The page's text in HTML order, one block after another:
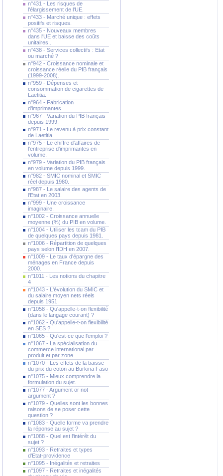
n°431 - Les risques de
l'élargissement de l'UE.
n°433 - Marché unique : effets
positifs et risques.
n°435 - Nouveaux membres
dans l'UE et baisse des coûts
unitaires..
n°438 - Services collectifs : Etat
ou marché ?
n°942 - Croissance nominale et
croissance réelle du PIB français
(1999-2008).
n°959 - Dépenses et
consommation de cigarettes de
Laetitia.
n°964 - Fabrication
d'imprimantes.
n°967 - Variation du PIB français
depuis 1999.
n°971 - Le revenu à prix constant
de Laetitia
n°975 - Le chiffre d'affaires de
l'entreprise d'imprimantes en
volume.
n°979 - Variation du PIB français
en volume depuis 1999.
n°982 - SMIC nominal et SMIC
réel depuis 1980.
n°987 - Le salaire des agents de
l'Etat en 2003.
n°999 - Une croissance
imaginaire.
n°1002 - Croissance annuelle
moyenne (%) du PIB en volume.
n°1004 - Utiliser les tcam du PIB
de quelques pays depuis 1981.
n°1006 - Répartition de quelques
pays selon l'IDH en 2007.
n°1009 - Le taux d'épargne des
ménages en France depuis
2000.
n°1011 - Les notions du chapitre
4
n°1043 - L'évolution du SMIC et
du salaire moyen nets réels
depuis 1951.
n°1058 - Qu'appelle-t-on flexibilité
(dans le langage courant) ?
n°1062 - Qu'appelle-t-on flexibilité
en SES ?
n°1065 - Qu'est-ce que l'emploi ?
n°1067 - La spécialisation du
commerce international par
produit et par zone
n°1070 - Les effets de la baisse
du prix du coton au Burkina Faso
n°1075 - Mieux comprendre la
formulation du sujet.
n°1077 - Argument or not
argument ?
n°1079 - Quelles sont les bonnes
raisons de se poser cette
question ?
n°1083 - Quelle forme va prendre
la réponse au sujet ?
n°1088 - Quel est l'intérêt du
sujet ?
n°1093 - Retraites et types
d'Etat-providence
n°1095 - Inégalités et retraites
n°1097 - Retraites et inégalités